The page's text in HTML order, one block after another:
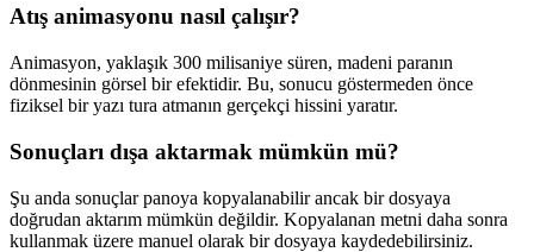
Atış animasyonu nasıl çalışır?
Animasyon, yaklaşık 300 milisaniye süren, madeni paranın
dönmesinin görsel bir efektidir. Bu, sonucu göstermeden önce
fiziksel bir yazı tura atmanın gerçekçi hissini yaratır.
Sonuçları dışa aktarmak mümkün mü?
Şu anda sonuçlar panoya kopyalanabilir ancak bir dosyaya
doğrudan aktarım mümkün değildir. Kopyalanan metni daha sonra
kullanmak üzere manuel olarak bir dosyaya kaydedebilirsiniz.